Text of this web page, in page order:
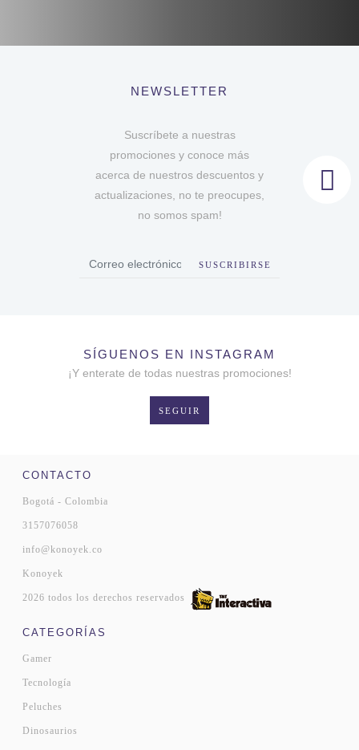
NEWSLETTER
Suscríbete a nuestras
promociones y conoce más
acerca de nuestros descuentos y
actualizaciones, no te preocupes,
no somos spam!
SUSCRIBIRSE
SÍGUENOS EN INSTAGRAM
¡Y enterate de todas nuestras promociones!
SEGUIR
CONTACTO
Bogotá - Colombia
3157076058
info@konoyek.co
Konoyek
2026 todos los derechos reservados
CATEGORÍAS
Gamer
Tecnología
Peluches
Dinosaurios